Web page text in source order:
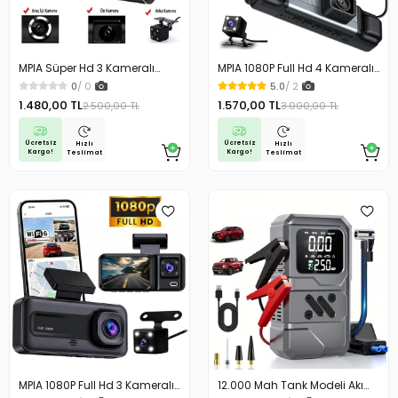
MPIA Süper Hd 3 Kameralı
Büyük Ekranlı Arka Park
Kameralı Sensörlü Lcd Ekranlı
Araç Kamerası
0/ 0
1.480,00 TL2.500,00 TL
Ücretsiz
Kargo!
Hızlı
Teslimat
MPIA 1080P Full Hd 4 Kameralı
Arka Park Kamerası Sensörlü
Lcd Ekranlı Araç Kamerası
5.0/ 2
1.570,00 TL3.000,00 TL
Ücretsiz
Kargo!
Hızlı
Teslimat
MPIA 1080P Full Hd 3 Kameralı
12.000 Mah Tank Modeli Akım